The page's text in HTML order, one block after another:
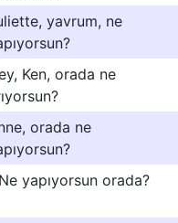
yavrum, ne
Ken, orada ne
orada ne
yapıyorsun orada?